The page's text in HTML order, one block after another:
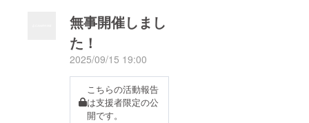
無事開催しまし
た！
2025/09/15 19:00
こちらの活動報告
は支援者限定の公
開です。